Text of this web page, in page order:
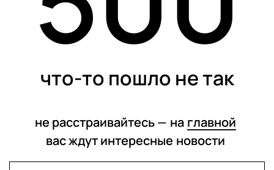
что-то пошло не так
не расстраивайтесь — на главной
вас ждут интересные новости